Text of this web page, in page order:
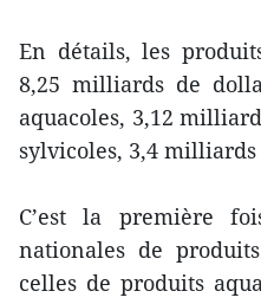
En détails, les
8,25 milliards de
aquacoles, 3,12
sylvicoles, 3,4 milliards
C’est la première
nationales de
celles de produits